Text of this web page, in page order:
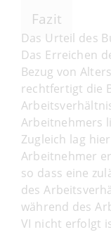
Fazit
Das Urteil des
Das Erreichen
Bezug von
rechtfertigt die
Arbeitnehmers
Zugleich lag
Arbeitnehmer
so dass eine
des
während des
VI nicht erfolgt